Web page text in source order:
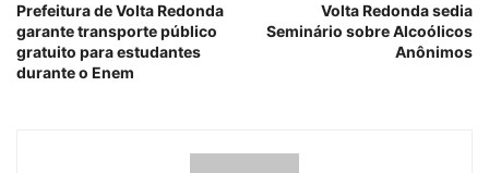
Prefeitura de Volta Redonda
garante transporte público
gratuito para estudantes
durante o Enem
Volta Redonda sedia
Seminário sobre Alcoólicos
Anônimos